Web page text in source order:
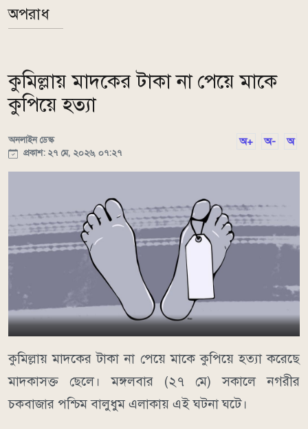
অপরাধ
কুমিল্লায় মাদকের টাকা না পেয়ে মাকে
কুপিয়ে হত্যা
অনলাইন ডেস্ক
প্রকাশ: ২৭ মে, ২০২৬, ০৭:২৭
অ+ অ- অ
কুমিল্লায় মাদকের টাকা না পেয়ে মাকে কুপিয়ে হত্যা করেছে
মাদকাসক্ত ছেলে। মঙ্গলবার (২৭ মে) সকালে নগরীর
চকবাজার পশ্চিম বালুধুম এলাকায় এই ঘটনা ঘটে।